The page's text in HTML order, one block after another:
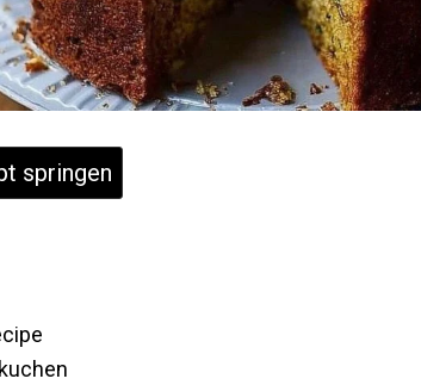
springen